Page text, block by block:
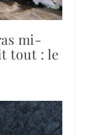
mi-
tout : le